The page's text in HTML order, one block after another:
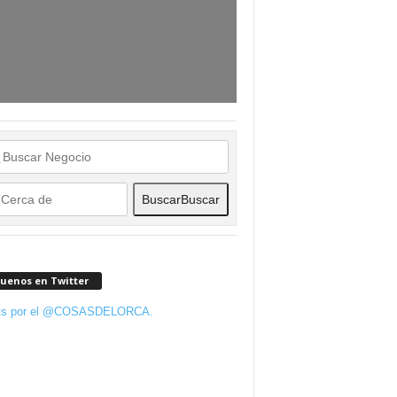
BuscarBuscar
en Twitter
por el @COSASDELORCA.